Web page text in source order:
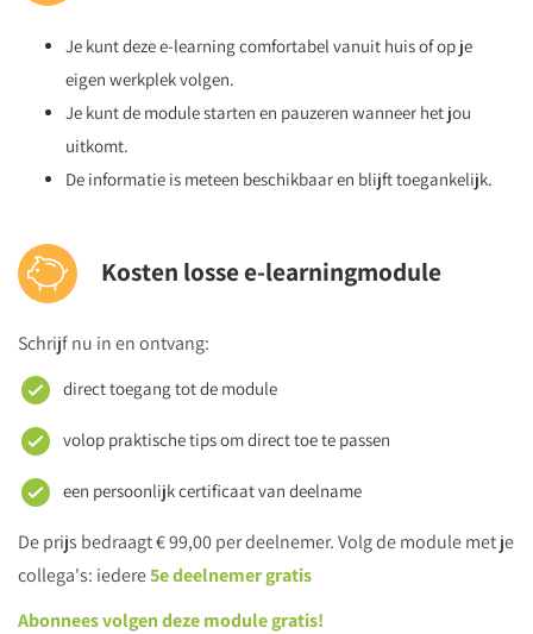
Je kunt deze e-learning comfortabel vanuit huis of op je
eigen werkplek volgen.
Je kunt de module starten en pauzeren wanneer het jou
uitkomt.
De informatie is meteen beschikbaar en blijft toegankelijk.
Kosten losse e-learningmodule
Schrijf nu in en ontvang:
direct toegang tot de module
volop praktische tips om direct toe te passen
een persoonlijk certificaat van deelname
De prijs bedraagt € 99,00 per deelnemer. Volg de module met je
collega's: iedere5e deelnemer gratis
Abonnees volgen deze module gratis!